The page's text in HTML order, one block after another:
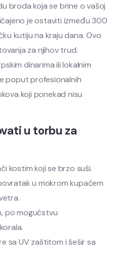
broda koja se brine o vašoj
je ostaviti između 300
kutiju na kraju dana. Ovo
za njihov trud.
dinarima ili lokalnim
poput profesionalnih
koji ponekad nisu
u torbu za
kostim koji se brzo suši.
u mokrom kupaćem
po mogućstvu
sa UV zaštitom i šešir sa